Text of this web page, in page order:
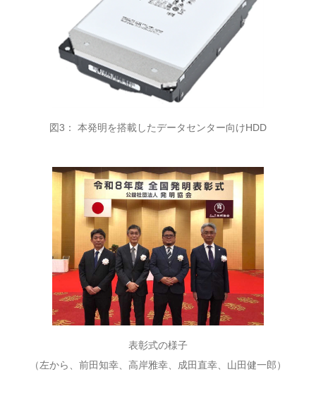
図3： 本発明を搭載したデータセンター向けHDD
表彰式の様子
（左から、前田知幸、高岸雅幸、成田直幸、山田健一郎）